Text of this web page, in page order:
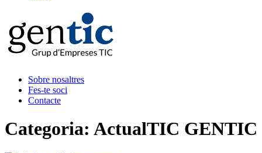
Sobre nosaltres
Fes-te soci
Contacte
Categoria: ActualTIC GENTIC